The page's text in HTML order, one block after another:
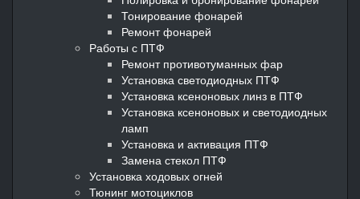
Тонирование фонарей
Ремонт фонарей
Работы с ПТФ
Ремонт противотуманных фар
Установка светодиодных ПТФ
Установка ксеноновых линз в ПТФ
Установка ксеноновых и светодиодных
ламп
Установка и активация ПТФ
Замена стекол ПТФ
Установка ходовых огней
Тюнинг мотоциклов